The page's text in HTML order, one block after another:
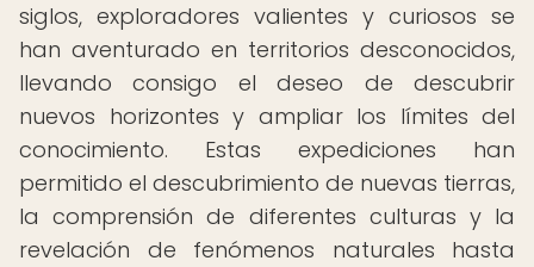
siglos, exploradores valientes y curiosos se
han aventurado en territorios desconocidos,
llevando consigo el deseo de descubrir
nuevos horizontes y ampliar los límites del
conocimiento. Estas expediciones han
permitido el descubrimiento de nuevas tierras,
la comprensión de diferentes culturas y la
revelación de fenómenos naturales hasta